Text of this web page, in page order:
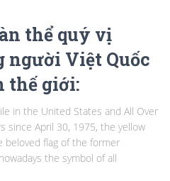
thể quý vị
người Việt Quốc
thế giới:
in the United States and All Over
April 30, 1975, the yellow
flag of the former
the symbol of all